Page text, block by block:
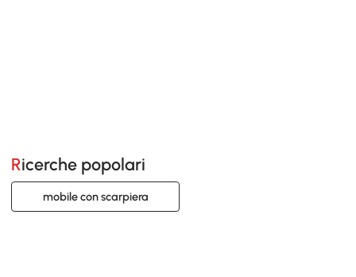
Ricerche popolari
mobile con scarpiera